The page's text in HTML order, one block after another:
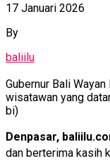
17 Januari 2026
By
baliilu
Gubernur Bali
wisatawan yang
bi)
Denpasar,
dan berterima kasih